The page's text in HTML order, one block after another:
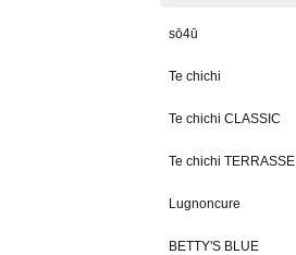
sō4ū
Te chichi
Te chichi CLASSIC
Te chichi TERRASSE
Lugnoncure
BETTY'S BLUE